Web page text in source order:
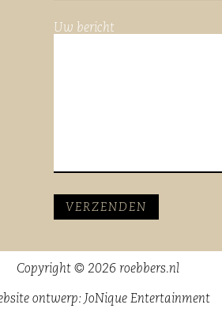
Uw bericht
Copyright © 2026 roebbers.nl
ontwerp: JoNique Entertainment